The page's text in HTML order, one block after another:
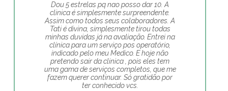
Dou 5 estrelas pq nao posso dar 10. A
clinica é simplesmente surpreendente.
Assim como todos seus colaboradores. A
Tati é divina, simplesmente tirou todas
minhas duvidas já na avaliação. Entrei na
clínica para um serviço pos operatório,
indicado pelo meu Medico. E hoje não
pretendo sair da clinica , pois eles tem
uma gama de serviços completos, que me
fazem querer continuar. Só gratidão por
ter conhecido vcs.